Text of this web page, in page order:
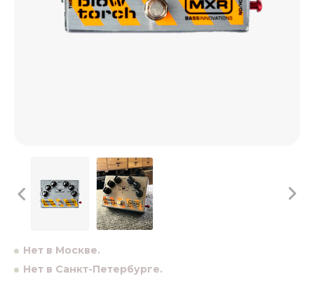
Нет в Москве.
Нет в Санкт-Петербурге.